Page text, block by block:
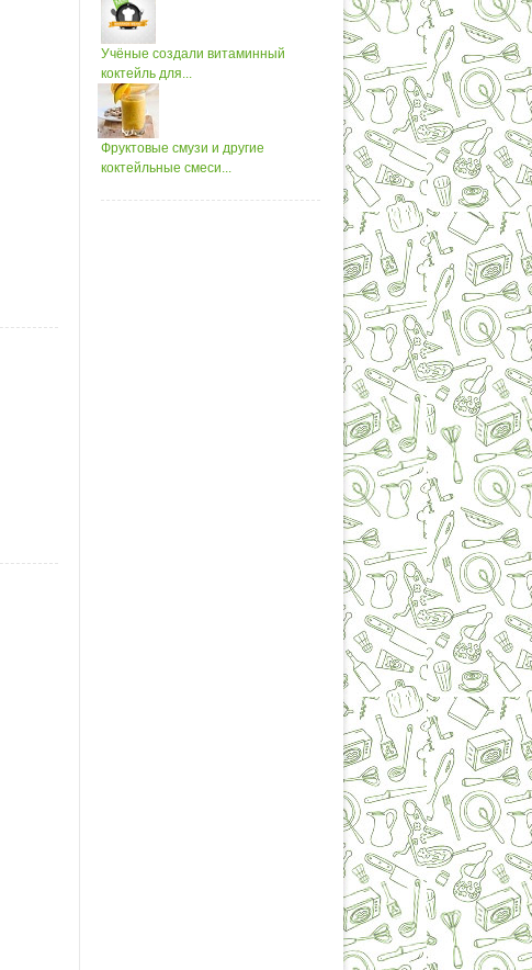
Учёные создали витаминный
коктейль для...
Фруктовые смузи и другие
коктейльные смеси...